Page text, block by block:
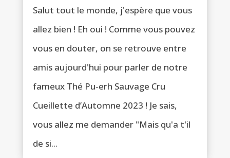
Salut tout le monde, j'espère que vous
allez bien ! Eh oui ! Comme vous pouvez
vous en douter, on se retrouve entre
amis aujourd'hui pour parler de notre
fameux Thé Pu-erh Sauvage Cru
Cueillette d’Automne 2023 ! Je sais,
vous allez me demander "Mais qu'a t'il
de si...